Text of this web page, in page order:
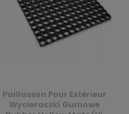
Paillasson Pour Extérieur
Wycieraczki Gumowe